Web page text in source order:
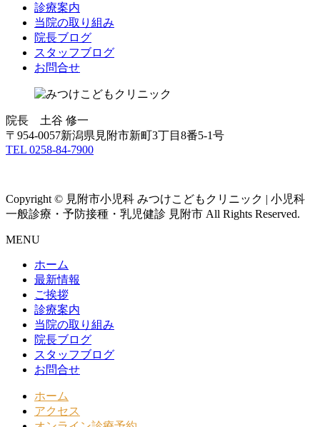
診療案内
当院の取り組み
院長ブログ
スタッフブログ
お問合せ
院長 土谷 修一
〒954-0057新潟県見附市新町3丁目8番5-1号
TEL 0258-84-7900
Copyright © 見附市小児科 みつけこどもクリニック | 小児科
一般診療・予防接種・乳児健診 見附市 All Rights Reserved.
MENU
ホーム
最新情報
ご挨拶
診療案内
当院の取り組み
院長ブログ
スタッフブログ
お問合せ
ホーム
アクセス